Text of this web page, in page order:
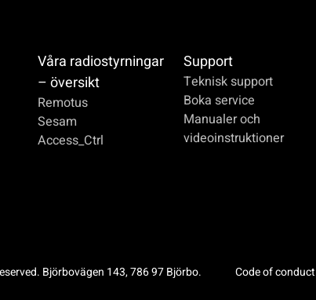
Våra radiostyrningar
– översikt
Remotus
Sesam
Access_Ctrl
Support
Teknisk support
Boka service
Manualer och
videoinstruktioner
Björbovägen 143, 786 97 Björbo. Code of conduct